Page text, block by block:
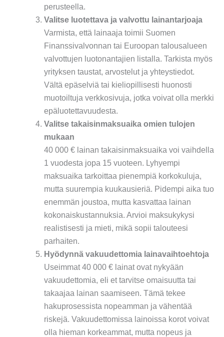
perusteella.
Valitse luotettava ja valvottu lainantarjoaja
Varmista, että lainaaja toimii Suomen
Finanssivalvonnan tai Euroopan talousalueen
valvottujen luotonantajien listalla. Tarkista myös
yrityksen taustat, arvostelut ja yhteystiedot.
Vältä epäselviä tai kieliopillisesti huonosti
muotoiltuja verkkosivuja, jotka voivat olla merkki
epäluotettavuudesta.
Valitse takaisinmaksuaika omien tulojen
mukaan
40 000 € lainan takaisinmaksuaika voi vaihdella
1 vuodesta jopa 15 vuoteen. Lyhyempi
maksuaika tarkoittaa pienempiä korkokuluja,
mutta suurempia kuukausieriä. Pidempi aika tuo
enemmän joustoa, mutta kasvattaa lainan
kokonaiskustannuksia. Arvioi maksukykysi
realistisesti ja mieti, mikä sopii talouteesi
parhaiten.
Hyödynnä vakuudettomia lainavaihtoehtoja
Useimmat 40 000 € lainat ovat nykyään
vakuudettomia, eli et tarvitse omaisuutta tai
takaajaa lainan saamiseen. Tämä tekee
hakuprosessista nopeamman ja vähentää
riskejä. Vakuudettomissa lainoissa korot voivat
olla hieman korkeammat, mutta nopeus ja